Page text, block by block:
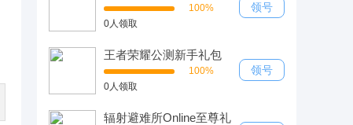
100%
0人领取
领号
王者荣耀公测新手礼包
100%
0人领取
领号
辐射避难所Online至尊礼